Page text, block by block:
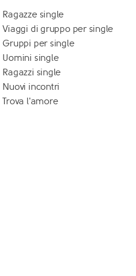
Ragazze single
Viaggi di gruppo per single
Gruppi per single
Uomini single
Ragazzi single
Nuovi incontri
Trova l'amore